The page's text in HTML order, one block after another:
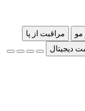
مو
مراقبت از پا
دیجیتال